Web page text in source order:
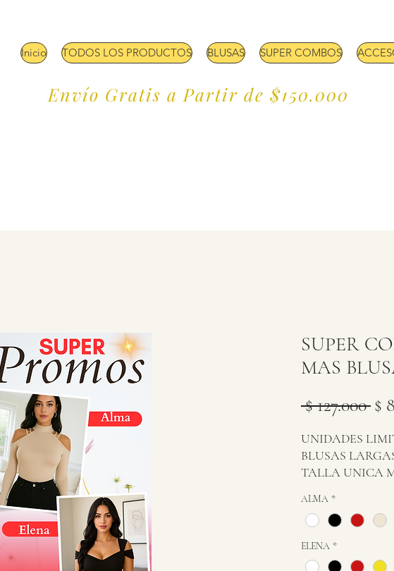
Inicio TODOS LOS PRODUCTOS BLUSAS SUPER COMBOS
Envío Gratis a Partir de $150.000
SUPER
MAS
$ 127.000 $
UNIDADES
BLUSAS
TALLA UNICA
ALMA *
ELENA *